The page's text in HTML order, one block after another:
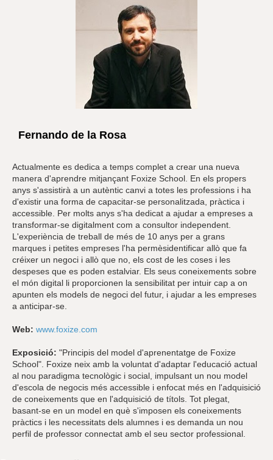
Fernando de la Rosa
Actualmente es dedica a temps complet a crear una nueva
manera d'aprendre mitjançant Foxize School. En els propers
anys s'assistirà a un autèntic canvi a totes les professions i ha
d'existir una forma de capacitar-se personalitzada, pràctica i
accessible. Per molts anys s'ha dedicat a ajudar a empreses a
transformar-se digitalment com a consultor independent.
L'experiència de treball de més de 10 anys per a grans
marques i petites empreses l'ha permèsidentificar allò que fa
créixer un negoci i allò que no, els cost de les coses i les
despeses que es poden estalviar. Els seus coneixements sobre
el món digital li proporcionen la sensibilitat per intuir cap a on
apunten els models de negoci del futur, i ajudar a les empreses
a anticipar-se.
Web: www.foxize.com
Exposició: "Principis del model d'aprenentatge de Foxize
School". Foxize neix amb la voluntat d'adaptar l'educació actual
al nou paradigma tecnològic i social, impulsant un nou model
d'escola de negocis més accessible i enfocat més en l'adquisició
de coneixements que en l'adquisició de títols. Tot plegat,
basant-se en un model en què s'imposen els coneixements
pràctics i les necessitats dels alumnes i es demanda un nou
perfil de professor connectat amb el seu sector professional.